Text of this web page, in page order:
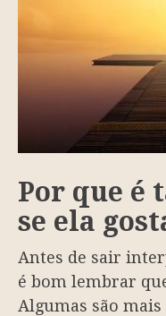
Por que é
se ela
Antes de sair
é bom lembrar
Algumas são